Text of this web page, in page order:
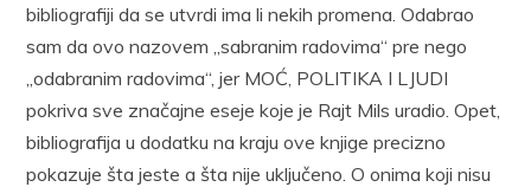
bibliografiji da se utvrdi ima li nekih promena. Odabrao
sam da ovo nazovem „sabranim radovima“ pre nego
„odabranim radovima“, jer MOĆ, POLITIKA I LJUDI
pokriva sve značajne eseje koje je Rajt Mils uradio. Opet,
bibliografija u dodatku na kraju ove knjige precizno
pokazuje šta jeste a šta nije uključeno. O onima koji nisu